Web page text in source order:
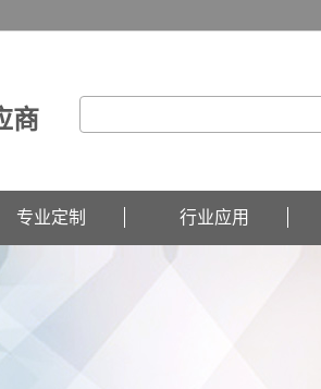
商
专业定制 行业应用